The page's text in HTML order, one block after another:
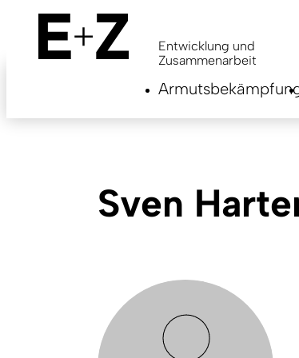
content
Entwicklung und
Zusammenarbeit
Sven